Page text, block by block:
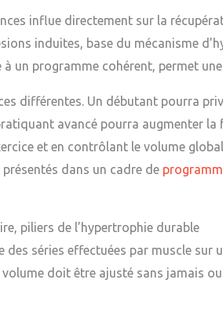
influe directement sur la
induites, base du mécanisme
un programme cohérent, permet
différentes. Un débutant pourra
avancé pourra augmenter
et en contrôlant le volume
dans un cadre de
piliers de l’hypertrophie durable
séries effectuées par muscle sur
doit être ajusté sans jamais